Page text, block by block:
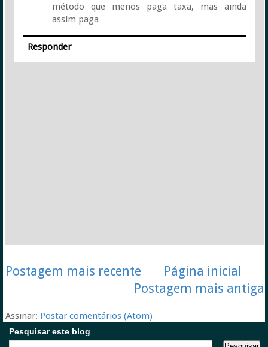
método que menos paga taxa, mas ainda
assim paga
Responder
Postagem mais recente
Postagem mais antiga
Página inicial
Assinar: Postar comentários (Atom)
Pesquisar este blog